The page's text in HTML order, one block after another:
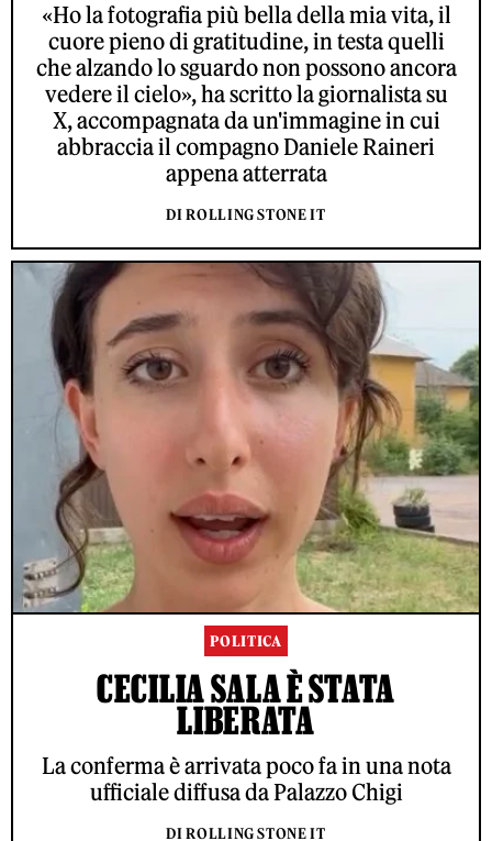
«Ho la fotografia più bella della mia vita, il
cuore pieno di gratitudine, in testa quelli
che alzando lo sguardo non possono ancora
vedere il cielo», ha scritto la giornalista su
X, accompagnata da un'immagine in cui
abbraccia il compagno Daniele Raineri
appena atterrata
DI ROLLING STONE IT
POLITICA
CECILIA SALA È STATA
LIBERATA
La conferma è arrivata poco fa in una nota
ufficiale diffusa da Palazzo Chigi
DI ROLLING STONE IT